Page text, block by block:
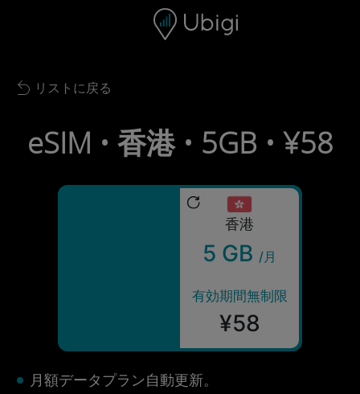
ナビゲーションバー フッター
Back to list
リストに戻る
eSIM • 香港 • 5GB • ¥58
香港
5 GB /月
有効期間無制限
¥58
月額データプラン自動更新。